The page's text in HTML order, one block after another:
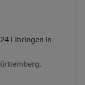
Ihringen in